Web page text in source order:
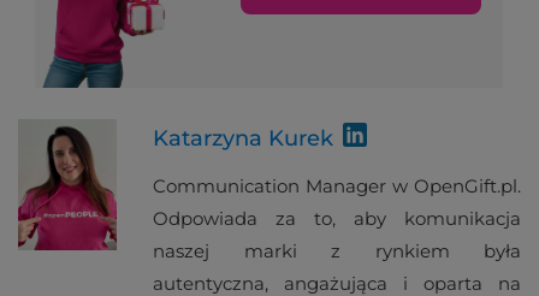
Katarzyna Kurek
Communication Manager w OpenGift.pl.
Odpowiada za to, aby komunikacja
naszej marki z rynkiem była
autentyczna, angażująca i oparta na